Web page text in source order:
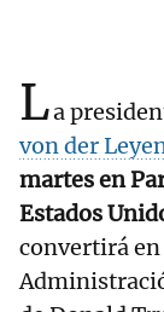
La
von der
martes en
Estados
convertirá